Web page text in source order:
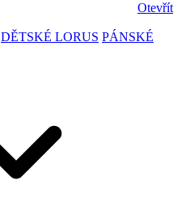
Otevřít
DĚTSKÉ LORUS PÁNSKÉ